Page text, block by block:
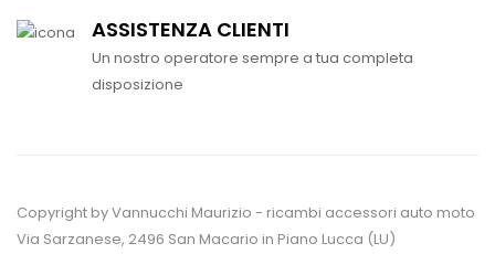
ASSISTENZA CLIENTI
Un nostro operatore sempre a tua completa
disposizione
Copyright by Vannucchi Maurizio - ricambi accessori auto moto
Via Sarzanese, 2496 San Macario in Piano Lucca (LU)